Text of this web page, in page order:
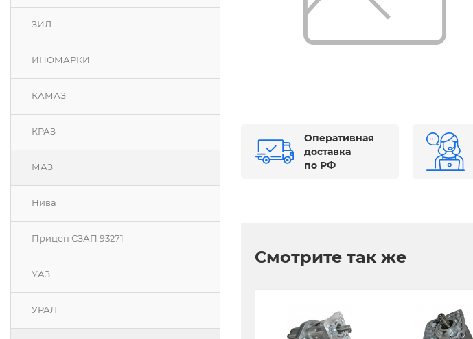
ЗИЛ
ИНОМАРКИ
КАМАЗ
КРАЗ
МАЗ
Нива
Прицеп СЗАП 93271
УАЗ
УРАЛ
Оперативная
доставка
по РФ
Смотрите так же